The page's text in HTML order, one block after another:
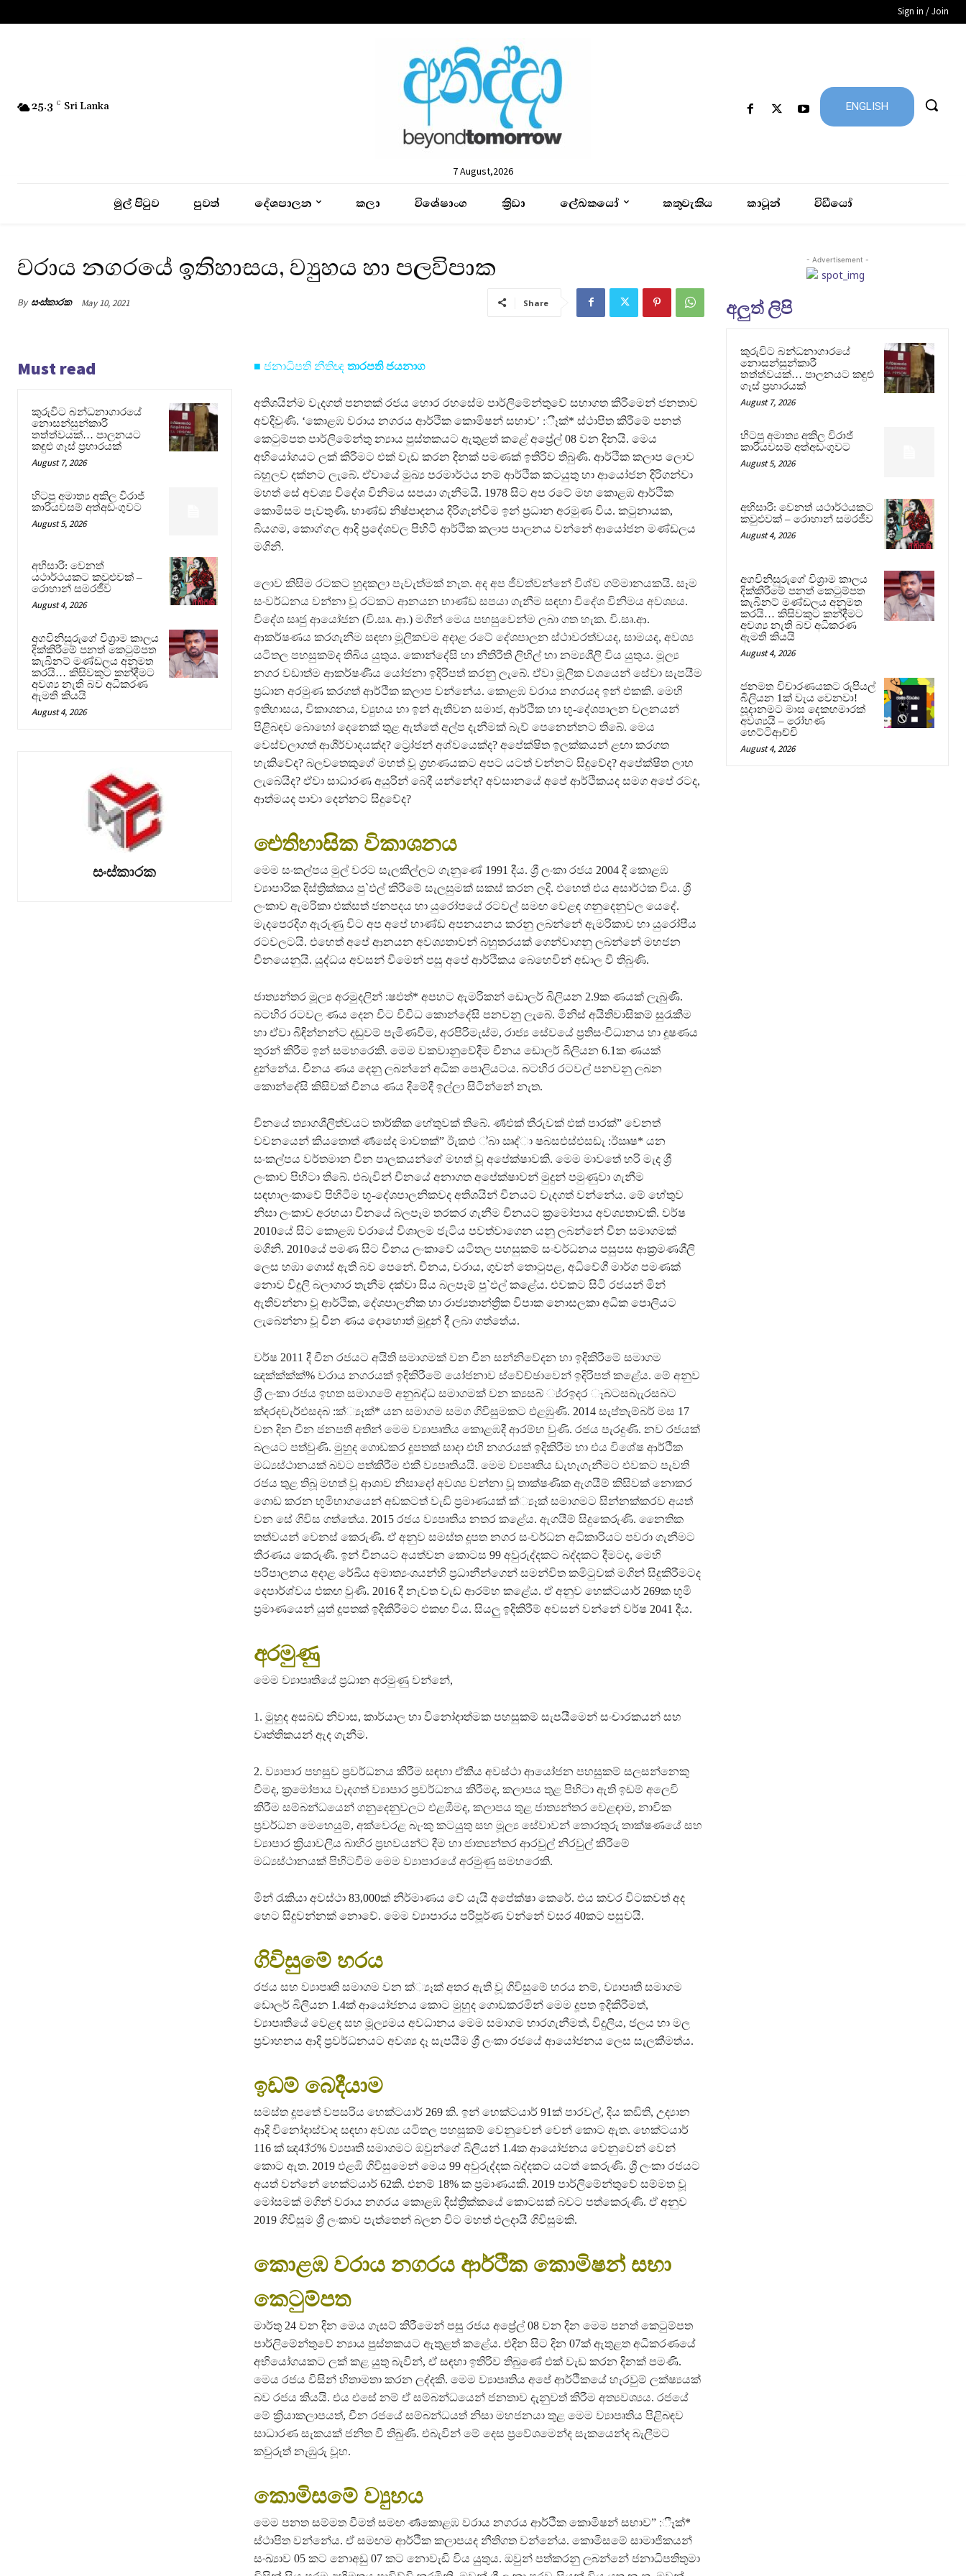
Sign in / Join
25.3 C Sri Lanka
7 August,2026
ENGLISH
මුල් පිටුව පුවත් දේශපාලන කලා විශේෂාංග ක්‍රිඩා ලේඛකයෝ කතුවැකිය කාටූන් විඩීයෝ
වරාය නගරයේ ඉතිහාසය, ව්‍යුහය හා පලවිපාක
By සංස්කාරක May 10, 2021 Share
Must read
කුරුවිට බන්ධනාගාරයේ
නොසන්සුන්කාරී
තත්ත්වයක්… පාලනයට
කඳුළු ගෑස් ප්‍රහාරයක්
August 7, 2026
හිටපු අමාත්‍ය අකිල විරාජ්
කාරියවසම් අත්අඩංගුවට
August 5, 2026
අභිසාරී: වෙනත්
යථාර්ථයකට කවුළුවක් –
රොහාන් සමරජීව
August 4, 2026
අගවිනිසුරුගේ විශ්‍රාම කාලය
දික්කිරීමේ පනත් කෙටුම්පත
කැබිනට් මණ්ඩලය අනුමත
කරයි… කිසිවකුට කන්දීමට
අවශ්‍ය නැති බව අධිකරණ
ඇමති කියයි
August 4, 2026
සංස්කාරක
■ ජනාධිපති නීතිඥතාරපති ජයනාග
අතිශයින්ම වැදගත් පනතක් රජය හොර රහසේම පාර්ලිමේන්තුවේ සභාගත කිරීමෙන් ජනතාව
අවදිවුණි. ‘කොළඹ වරාය නගරය ආර්ථික කොමිෂන් සභාව’ :ීෑක්‍* ස්ථාපිත කිරීමේ පනත්
කෙටුම්පත පාර්ලිමේන්තු න්‍යාය පුස්තකයට ඇතුළත් කළේ අප්‍රේල් 08 වන දිනයි. මෙය
අභියෝගයට ලක් කිරීමට එක් වැඩ කරන දිනක් පමණක් ඉතිරිව තිබුණි. ආර්ථික කලාප ලොව
බහුලව දක්නට ලැබේ. ඒවායේ මුඛ්‍ය පරමාර්ථය නම් ආර්ථික කටයුතු හා ආයෝජන දිරිගන්වා
මහත් සේ අවශ්‍ය විදේශ විනිමය සපයා ගැනීමයි. 1978 සිට අප රටේ මහ කොළඹ ආර්ථික
කොමිසම පැවතුණි. භාණ්ඩ නිෂ්පාදනය දිරිගැන්වීම ඉන් ප්‍රධාන අරමුණ විය. කටුනායක,
බියගම, කොග්ගල ආදි ප්‍රදේශවල පිහිටි ආර්ථික කලාප පාලනය වන්නේ ආයෝජන මණ්ඩලය
මගිනි.
ලොව කිසිම රටකට හුදකලා පැවැත්මක් නැත. අද අප ජීවත්වන්නේ විශ්ව ගම්මානයකයි. සෑම
සංවර්ධනය වන්නා වූ රටකට ආනයන භාණ්ඩ සපයා ගැනීම සඳහා විදේශ විනිමය අවශ්‍යය.
විදේශ සෘජු ආයෝජන (වි.සෘ. ආ.) මගින් මෙය පහසුවෙන්ම ලබා ගත හැක. වි.සෘ.ආ.
ආකර්ෂණය කරගැනීම සඳහා මූලිකවම අදාළ රටේ දේශපාලන ස්ථාවරත්වයද, සාමයද, අවශ්‍ය
යටිතල පහසුකම්ද තිබිය යුතුය. කොන්දේසි හා නීතිරීති ලිහිල් හා නම්‍යශීලි විය යුතුය. මූල්‍ය
නගර වඩාත්ම ආකර්ෂණීය යෝජනා ඉදිරිපත් කරනු ලැබේ. ඒවා මූලික වශයෙන් සේවා සැපයීම
ප්‍රධාන අරමුණ කරගත් ආර්ථික කලාප වන්නේය. කොළඹ වරාය නගරයද ඉන් එකකි. මෙහි
ඉතිහාසය, විකාශනය, ව්‍යුහය හා ඉන් ඇතිවන සමාජ, ආර්ථික හා භූ-දේශපාලන චලනයන්
පිළිබඳව බොහෝ දෙනෙක් තුළ ඇත්තේ අල්ප දැනීමක් බැව් පෙනෙන්නට තිබේ. මෙය
වෙස්වලාගත් ආශීර්වාදයක්ද? ට්‍රෝජන් අශ්වයෙක්ද? අපේක්ෂිත ඉලක්කයන් ළඟා කරගත
හැකිවේද? බලවතෙකුගේ මහත් වූ ග්‍රහණයකට අපට යටත් වන්නට සිදුවේද? අපේක්ෂිත ලාභ
ලැබෙයිද? ඒවා සාධාරණ අයුරින් බෙදී යන්නේද? අවසානයේ අපේ ආර්ථිකයද සමග අපේ රටද,
ආත්මයද පාවා දෙන්නට සිදුවේද?
ඓතිහාසික විකාශනය
මෙම සංකල්පය මුල් වරට සැලකිල්ලට ගැනුණේ 1991 දීය. ශ්‍රී ලංකා රජය 2004 දී කොළඹ
ව්‍යාපාරික දිස්ත්‍රික්කය පු`ඵල් කිරීමේ සැලසුමක් සකස් කරන ලදි. එහෙත් එය අසාර්ථක විය. ශ්‍රී
ලංකාව ඇමරිකා එක්සත් ජනපදය හා යුරෝපයේ රටවල් සමඟ වෙළඳ ගනුදෙනුවල යෙදේ.
මැදපෙරදිග ඇරුණු විට අප අපේ භාණ්ඩ අපනයනය කරනු ලබන්නේ ඇමරිකාව හා යුරෝපීය
රටවලටයි. එහෙත් අපේ ආනයන අවශ්‍යතාවන් බහුතරයක් ගෙන්වාගනු ලබන්නේ මහජන
චීනයෙනුයි. යුද්ධය අවසන් වීමෙන් පසු අපේ ආර්ථිකය බෙහෙවින් අඩාල වී තිබුණි.
ජාත්‍යන්තර මූල්‍ය අරමුදලින් :ෂඵත්‍* අපහට ඇමරිකන් ඩොලර් බිලියන 2.9ක ණයක් ලැබුණි.
බටහිර රටවල ණය දෙන විට විවිධ කොන්දේසි පනවනු ලැබේ. මිනිස් අයිතිවාසිකම් සුරැකීම
හා ඒවා බිඳින්නන්ට දඬුවම් පැමිණවීම, අරපිරිමැස්ම, රාජ්‍ය සේවයේ ප්‍රතිසංවිධානය හා දූෂණය
තුරන් කිරීම ඉන් සමහරෙකි. මෙම වකවානුවේදීම චීනය ඩොලර් බිලියන 6.1ක ණයක්
දුන්නේය. චීනය ණය දෙනු ලබන්නේ අධික පොලියටය. බටහිර රටවල් පනවනු ලබන
කොන්දේසි කිසිවක් චීනය ණය දීමේදී ඉල්ලා සිටින්නේ නැත.
චීනයේ ත්‍යාගශීලිත්වයට තාර්කික හේතුවක් තිබේ. ර්‍ණඑක් තීරුවක් එක් පාරක්” වෙනත්
වචනයෙන් කියතොත් ර්‍ණසේද මාවතක්” ඊැකඑ ්බා ඍද්ා ෂබසඑස්එසඩැ :ඊඍෂ* යන
සංකල්පය වර්තමාන චීන පාලකයන්ගේ මහත් වූ අපේක්ෂාවකි. මෙම මාවතේ හරි මැද ශ්‍රී
ලංකාව පිහිටා තිබේ. එබැවින් චීනයේ අනාගත අපේක්ෂාවන් මුදුන් පමුණුවා ගැනීම
සඳහාලංකාවේ පිහිටීම භූ-දේශපාලනිකවද අතිශයින් චීනයට වැදගත් වන්නේය. මේ හේතුව
නිසා ලංකාව අරභයා චීනයේ බලපෑම තරකර ගැනීම චීනයට ක්‍රමෝපාය අවශ්‍යතාවකි. වර්ෂ
2010යේ සිට කොළඹ වරායේ විශාලම ජැටිය පවත්වාගෙන යනු ලබන්නේ චීන සමාගමක්
මගිනි. 2010යේ පමණ සිට චීනය ලංකාවේ යටිතල පහසුකම් සංවර්ධනය පසුපස ආක්‍රමණශීලි
ලෙස හඹා ගොස් ඇති බව පෙනේ. චීනය, වරාය, ගුවන් තොටුපළ, අධිවේගී මාර්ග පමණක්
නොව විදුලි බලාගාර තැනීම දක්වා සිය බලපෑම් පු`ඵල් කළේය. එවකට සිටි රජයන් මින්
ඇතිවන්නා වූ ආර්ථික, දේශපාලනික හා රාජ්‍යතාන්ත්‍රික විපාක නොසලකා අධික පොලියට
ලැබෙන්නා වූ චීන ණය දොහොත් මුදුන් දී ලබා ගත්තේය.
වර්ෂ 2011 දී චීන රජයට අයිති සමාගමක් වන චීන සන්නිවේදන හා ඉදිකිරීමේ සමාගම
ඤක්‍ක්‍ක්‍ක්‍% වරාය නගරයක් ඉදිකිරීමේ යෝජනාව ස්වේච්ඡාවෙන් ඉදිරිපත් කළේය. මේ අනුව
ශ්‍රී ලංකා රජය ඉහත සමාගමේ අනුබද්ධ සමාගමක් වන ක්‍යසබ් ්‍ය්රඉදර ෑබටසබැැරසබට
ක්‍දරදචැර්එසදබ :ක්‍්‍යෑක්‍* යන සමාගම සමග ගිවිසුමකට එළඹුණි. 2014 සැප්තැම්බර් මස 17
වන දින චීන ජනපති අතින් මෙම ව්‍යාපෘතිය කොළඹදී ආරම්භ වුණි. රජය පැරදුණි. නව රජයක්
බලයට පත්වුණි. මුහුද ගොඩකර දූපතක් සාදා එහි නගරයක් ඉදිකිරීම හා එය විශේෂ ආර්ථික
මධ්‍යස්ථානයක් බවට පත්කිරීම එකී ව්‍යපෘතියයි. මෙම ව්‍යපෘතිය ඩැහැගැනීමට එවකට පැවති
රජය තුළ තිබූ මහත් වූ ආශාව නිසාදෝ අවශ්‍ය වන්නා වූ තාක්ෂණික ඇගයීම් කිසිවක් නොකර
ගොඩ කරන භූමිභාගයෙන් අඩකටත් වැඩි ප්‍රමාණයක් ක්‍්‍යෑක්‍ සමාගමට සින්නක්කරව අයත්
වන සේ ගිවිස ගත්තේය. 2015 රජය ව්‍යපෘතිය නතර කළේය. ඇගයීම් සිදුකෙරුණි. නෛතික
තත්වයන් වෙනස් කෙරුණි. ඒ අනුව සමස්ත දූපත නගර සංවර්ධන අධිකාරියට පවරා ගැනීමට
තීරණය කෙරුණි. ඉන් චීනයට අයත්වන කොටස 99 අවුරුද්දකට බද්දකට දීමටද, මෙහි
පරිපාලනය අදාළ රේඛීය අමාත්‍යංශයන්හි ප්‍රධානීන්ගෙන් සමන්විත කමිටුවක් මගින් සිදුකිරීමටද
දෙපාර්ශ්වය එකඟ වුණි. 2016 දී නැවත වැඩ ආරම්භ කළේය. ඒ අනුව හෙක්ටයාර් 269ක භූමි
ප්‍රමාණයෙන් යුත් දූපතක් ඉදිකිරීමට එකඟ විය. සියලු ඉදිකිරීම් අවසන් වන්නේ වර්ෂ 2041 දීය.
අරමුණු
මෙම ව්‍යාපෘතියේ ප්‍රධාන අරමුණු වන්නේ,
1. මුහුද අසබඩ නිවාස, කාර්යාල හා විනෝදාත්මක පහසුකම් සැපයීමෙන් සංචාරකයන් සහ
වෘත්තිකයන් ඇද ගැනීම.
2. ව්‍යාපාර පහසුව ප්‍රවර්ධනය කිරීම සඳහා ඒකීය අවස්ථා ආයෝජන පහසුකම් සලසන්නෙකු
වීමද, ක්‍රමෝපාය වැදගත් ව්‍යාපාර ප්‍රවර්ධනය කිරීමද, කලාපය තුළ පිහිටා ඇති ඉඩම් අලෙවි
කිරීම සම්බන්ධයෙන් ගනුදෙනුවලට එළඹීමද, කලාපය තුළ ජාත්‍යන්තර වෙළඳාම, නාවික
ප්‍රවර්ධන මෙහෙයුම්, අක්වෙරළ බැංකු කටයුතු සහ මූල්‍ය සේවාවන් තොරතුරු තාක්ෂණයේ සහ
ව්‍යාපාර ක්‍රියාවලිය බාහිර ප්‍රභවයන්ට දීම හා ජාත්‍යන්තර ආරවුල් නිරවුල් කිරීමේ
මධ්‍යස්ථානයක් පිහිටවීම මෙම ව්‍යාපාරයේ අරමුණු සමහරෙකි.
මින් රැකියා අවස්ථා 83,000ක් නිර්මාණය වේ යැයි අපේක්ෂා කෙරේ. එය කවර විටකවත් අද
හෙට සිදුවන්නක් නොවේ. මෙම ව්‍යාපාරය පරිපූර්ණ වන්නේ වසර 40කට පසුවයි.
ගිවිසුමේ හරය
රජය සහ ව්‍යාපෘති සමාගම වන ක්‍්‍යෑක්‍ අතර ඇති වූ ගිවිසුමේ හරය නම්, ව්‍යාපෘති සමාගම
ඩොලර් බිලියන 1.4ක් ආයෝජනය කොට මුහුද ගොඩකරමින් මෙම දූපත ඉදිකිරීමත්,
ව්‍යාපෘතියේ වෙළඳ සහ මූල්‍යමය අවධානය මෙම සමාගම භාරගැනීමත්, විදුලිය, ජලය හා මල
ප්‍රවාහනය ආදි ප්‍රවර්ධනයට අවශ්‍ය දෑ සැපයීම ශ්‍රී ලංකා රජයේ ආයෝජනය ලෙස සැලකීමත්ය.
ඉඩම් බෙදීයාම
සමස්ත දූපතේ වපසරිය හෙක්ටයාර් 269 කි. ඉන් හෙක්ටයාර් 91ක් පාරවල්, දිය කඩිති, උද්‍යාන
ආදි විනෝදාස්වාද සඳහා අවශ්‍ය යටිතල පහසුකම් වෙනුවෙන් වෙන් කොට ඇත. හෙක්ටයාර්
116 ක් ඤ43්‍ර% ව්‍යපෘති සමාගමට ඔවුන්ගේ බිලියන් 1.4ක ආයෝජනය වෙනුවෙන් වෙන්
කොට ඇත. 2019 එළඹි ගිවිසුමෙන් මෙය 99 අවුරුද්දක බද්දකට යටත් කෙරුණි. ශ්‍රී ලංකා රජයට
අයත් වන්නේ හෙක්ටයාර් 62කි. එනම් 18% ක ප්‍රමාණයකි. 2019 පාර්ලිමේන්තුවේ සම්මත වූ
මෝසමක් මගින් වරාය නගරය කොළඹ දිස්ත්‍රික්කයේ කොටසක් බවට පත්කෙරුණි. ඒ අනුව
2019 ගිවිසුම ශ්‍රී ලංකාව පැත්තෙන් බලන විට මහත් ඵලදායී ගිවිසුමකි.
කොළඹ වරාය නගරය ආර්ථික කොමිෂන් සභා
කෙටුම්පත
මාර්තු 24 වන දින මෙය ගැසට් කිරීමෙන් පසු රජය අප්‍රේල් 08 වන දින මෙම පනත් කෙටුම්පත
පාර්ලිමේන්තුවේ න්‍යාය පුස්තකයට ඇතුළත් කළේය. එදින සිට දින 07ක් ඇතුළත අධිකරණයේ
අභියෝගයකට ලක් කළ යුතු බැවින්, ඒ සඳහා ඉතිරිව තිබුණේ එක් වැඩ කරන දිනක් පමණි.
මෙය රජය විසින් හිතාමතා කරන ලද්දකි. මෙම ව්‍යාපෘතිය අපේ ආර්ථිකයේ හැරවුම් ලක්ෂ්‍යයක්
බව රජය කියයි. එය එසේ නම් ඒ සම්බන්ධයෙන් ජනතාව දැනුවත් කිරීම අත්‍යවශ්‍යය. රජයේ
මේ ක්‍රියාකලාපයත්, චීන රජයේ සම්බන්ධයත් නිසා මහජනයා තුළ මෙම ව්‍යාපෘතිය පිළිබඳව
සාධාරණ සැකයක් ජනිත වී තිබුණි. එබැවින් මේ දෙස ප්‍රවේශමෙන්ද සැකයෙන්ද බැලීමට
කවුරුත් නැඹුරු වූහ.
කොමිසමේ ව්‍යුහය
මෙම පනත සම්මත වීමත් සමඟ ර්‍ණකොළඹ වරාය නගරය ආර්ථීක කොමිෂන් සභාව” :ීෑක්‍*
ස්ථාපිත වන්නේය. ඒ සමඟම ආර්ථික කලාපයද නීතිගත වන්නේය. කොමිසමේ සාමාජිකයන්
සංඛ්‍යාව 05 කට නොඅඩු 07 කට නොවැඩි විය යුතුය. ඔවුන් පත්කරනු ලබන්නේ ජනාධිපතිතුමා
- Advertisement -
අලුත් ලිපි
කුරුවිට බන්ධනාගාරයේ
නොසන්සුන්කාරී
තත්ත්වයක්… පාලනයට කඳුළු
ගෑස් ප්‍රහාරයක්
August 7, 2026
හිටපු අමාත්‍ය අකිල විරාජ්
කාරියවසම් අත්අඩංගුවට
August 5, 2026
අභිසාරී: වෙනත් යථාර්ථයකට
කවුළුවක් – රොහාන් සමරජීව
August 4, 2026
අගවිනිසුරුගේ විශ්‍රාම කාලය
දික්කිරීමේ පනත් කෙටුම්පත
කැබිනට් මණ්ඩලය අනුමත
කරයි… කිසිවකුට කන්දීමට
අවශ්‍ය නැති බව අධිකරණ
ඇමති කියයි
August 4, 2026
ජනමත විචාරණයකට රුපියල්
බිලියන 1ක් වැය වෙනවා!
සූදානමට මාස දෙකහමාරක්
අවශ්‍යයි – රෝහණ
හෙට්ටිආච්චි
August 4, 2026